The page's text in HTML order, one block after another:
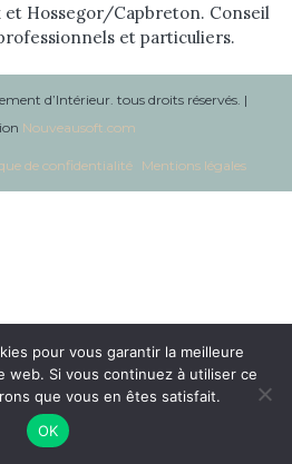
Blog
et Hossegor/Capbreton. Conseil
et particuliers.
d’Intérieur. tous droits réservés. |
Nouveausoft.com
de confidentialité Mentions légales
pour vous garantir la meilleure
web. Si vous continuez à utiliser ce
que vous en êtes satisfait.
OK